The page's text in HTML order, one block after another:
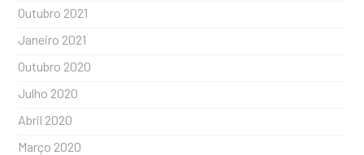
Outubro 2021
Janeiro 2021
Outubro 2020
Julho 2020
Abril 2020
Março 2020